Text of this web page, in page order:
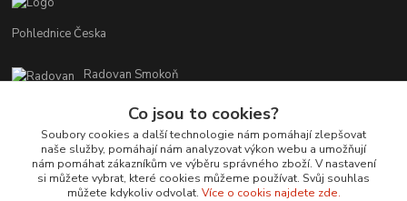
Pohlednice Česka
Radovan Smokoň
r.smokon@pohlednicecr.cz
Co jsou to cookies?
Soubory cookies a další technologie nám pomáhají zlepšovat
naše služby, pomáhají nám analyzovat výkon webu a umožňují
nám pomáhat zákazníkům ve výběru správného zboží. V nastavení
si můžete vybrat, které cookies můžeme používat. Svůj souhlas
můžete kdykoliv odvolat. Více o cookis najdete zde.